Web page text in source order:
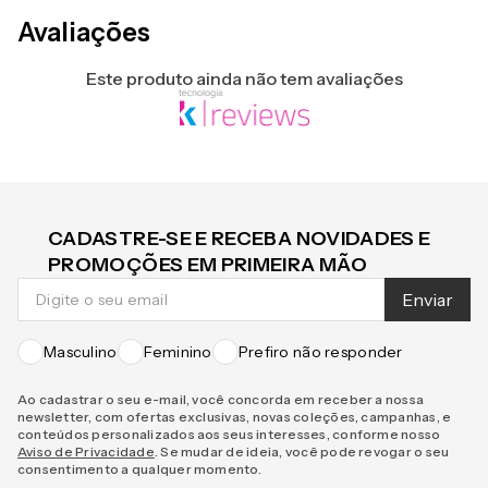
Avaliações
Este produto ainda não tem avaliações
CADASTRE-SE E RECEBA NOVIDADES E
PROMOÇÕES EM PRIMEIRA MÃO
Enviar
Masculino Feminino Prefiro não responder
Ao cadastrar o seu e-mail, você concorda em receber a nossa
newsletter, com ofertas exclusivas, novas coleções, campanhas, e
conteúdos personalizados aos seus interesses, conforme nosso
Aviso de Privacidade . Se mudar de ideia, você pode revogar o seu
consentimento a qualquer momento.